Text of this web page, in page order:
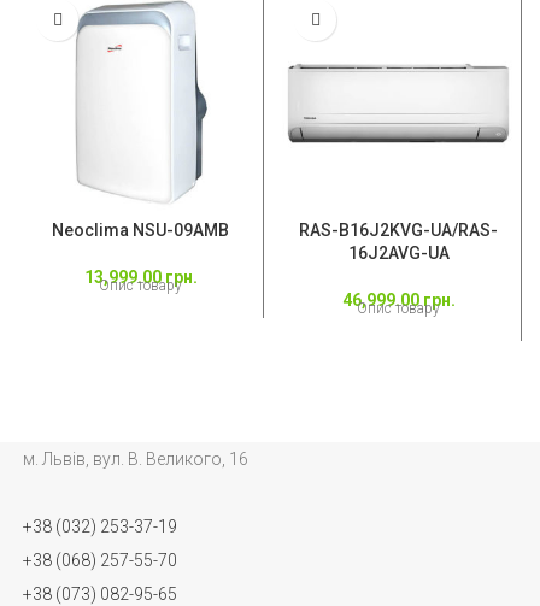
Neoclima NSU-09AMB
13,999.00грн.
Опис товару
RAS-B16J2KVG-UA/RAS-
16J2AVG-UA
46,999.00грн.
Опис товару
м. Львів, вул. В. Великого, 16
+38 (032) 253-37-19
+38 (068) 257-55-70
+38 (073) 082-95-65